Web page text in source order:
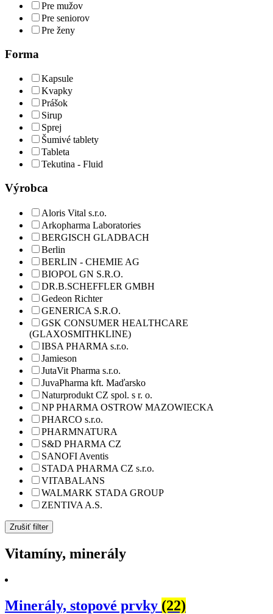
Pre mužov
Pre seniorov
Pre ženy
Forma
Kapsule
Kvapky
Prášok
Sirup
Sprej
Šumivé tablety
Tableta
Tekutina - Fluid
Výrobca
Aloris Vital s.r.o.
Arkopharma Laboratories
BERGISCH GLADBACH
Berlin
BERLIN - CHEMIE AG
BIOPOL GN S.R.O.
DR.B.SCHEFFLER GMBH
Gedeon Richter
GENERICA S.R.O.
GSK CONSUMER HEALTHCARE
(GLAXOSMITHKLINE)
IBSA PHARMA s.r.o.
Jamieson
JutaVit Pharma s.r.o.
JuvaPharma kft. Maďarsko
Naturprodukt CZ spol. s r. o.
NP PHARMA OSTROW MAZOWIECKA
PHARCO s.r.o.
PHARMNATURA
S&D PHARMA CZ
SANOFI Aventis
STADA PHARMA CZ s.r.o.
VITABALANS
WALMARK STADA GROUP
ZENTIVA A.S.
Zrušiť filter
Vitamíny, minerály
Minerály, stopové prvky (22)